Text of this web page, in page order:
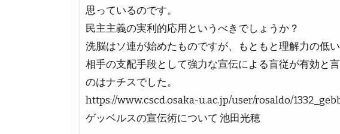
思っているのです。
民主主義の実利的応用というべきでしょうか？
洗脳はソ連が始めたものですが、もともと理解力の低
相手の支配手段として強力な宣伝による盲従が有効と
のはナチスでした。
https://www.cscd.osaka-u.ac.jp/user/rosaldo/
ゲッベルスの宣伝術について 池田光穂